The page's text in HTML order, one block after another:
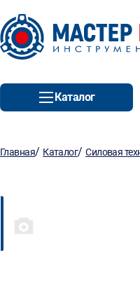
Каталог
Главная/ Каталог/Силовая